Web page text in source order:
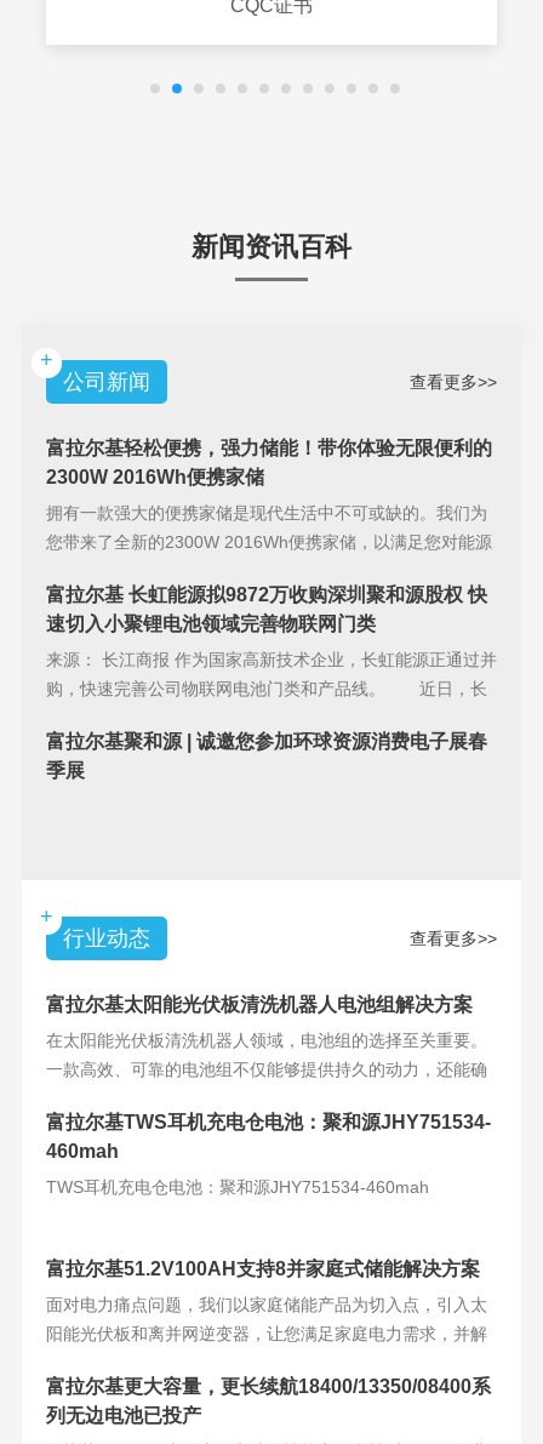
新闻资讯百科
+
公司新闻
查看更多>>
富拉尔基轻松便携，强力储能！带你体验无限便利的
2300W 2016Wh便携家储
拥有一款强大的便携家储是现代生活中不可或缺的。我们为
您带来了全新的2300W 2016Wh便携家储，以满足您对能源
富拉尔基 长虹能源拟9872万收购深圳聚和源股权 快
速切入小聚锂电池领域完善物联网门类
来源： 长江商报 作为国家高新技术企业，长虹能源正通过并
购，快速完善公司物联网电池门类和产品线。 近日，长
富拉尔基聚和源 | 诚邀您参加环球资源消费电子展春
季展
+
行业动态
查看更多>>
富拉尔基太阳能光伏板清洗机器人电池组解决方案
在太阳能光伏板清洗机器人领域，电池组的选择至关重要。
一款高效、可靠的电池组不仅能够提供持久的动力，还能确
富拉尔基TWS耳机充电仓电池：聚和源JHY751534-
460mah
TWS耳机充电仓电池：聚和源JHY751534-460mah
富拉尔基51.2V100AH支持8并家庭式储能解决方案
面对电力痛点问题，我们以家庭储能产品为切入点，引入太
阳能光伏板和离并网逆变器，让您满足家庭电力需求，并解
富拉尔基更大容量，更长续航18400/13350/08400系
列无边电池已投产